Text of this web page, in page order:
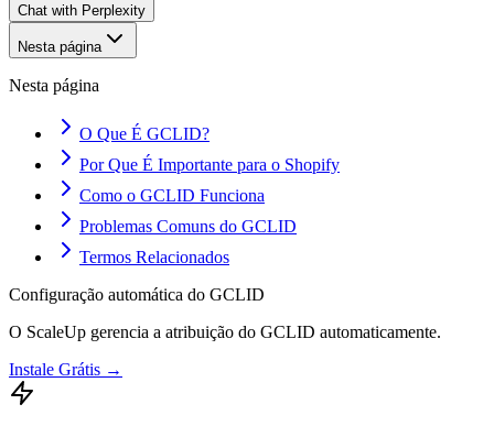
Chat with Perplexity
Nesta página
Nesta página
O Que É GCLID?
Por Que É Importante para o Shopify
Como o GCLID Funciona
Problemas Comuns do GCLID
Termos Relacionados
Configuração automática do GCLID
O ScaleUp gerencia a atribuição do GCLID automaticamente.
Instale Grátis →